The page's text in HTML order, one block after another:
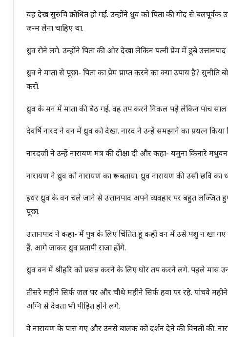
यह देख सुरुचि क्रोधित हो गईं. उन्होंने ध्रुव को पिता की गोद से
जन्म लेना चाहिए था.
ध्रुव रोने लगे. उन्होंने पिता की ओर देखा लेकिन पत्नी प्रेम में डूबे
ध्रुव ने माता से पूछा- पिता का प्रेम प्राप्त करने का क्या उपाय है?
करो.
ध्रुव के मन में माता की बैठ गई. वह तप करने निकल पड़े लेकिन पांच
देवर्षि नारद ने वन में ध्रुव को देखा. नारद ने उन्हें समझाने का प्रयत्न
नारदजी ने उन्हें नारायण मंत्र की दीक्षा दी और कहा- यमुना किनारे
नारायण ने ध्रुव को नारायण का रूप बताया. ध्रुव नारायण की उसी छवि
इधर ध्रुव के वन चले जाने से उत्तानपाद अपने व्यवहार पर बहुत लज्जित
पूछा.
उत्तानपाद ने कहा- मैं पुत्र के लिए चिंतित हूं कहीं वन में उसे पशु न खा गए
हैं. आगे जाकर ध्रुव प्रतापी राजा होंगे.
ध्रुव वन में श्रीहरि को प्रसन्न करने के लिए घोर तप करने लगे. पहले
तीसरे महीने सिर्फ जल पर और चौथे महीने सिर्फ हवा पर रहे. पांचवे
अग्नि से देवता भी पीड़ित होने लगे.
वे नारायण के पास गए और उनसे बालक को दर्शन देने की विनती की.